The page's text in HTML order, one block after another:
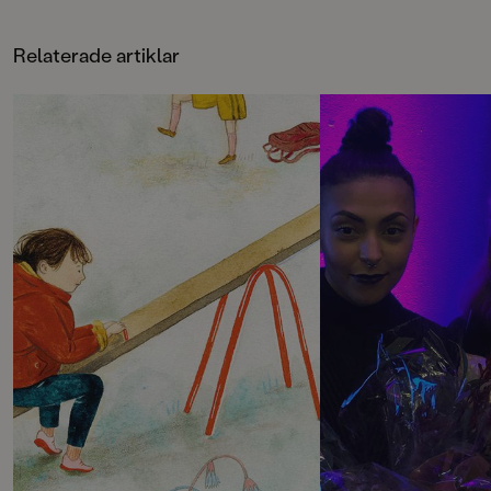
kan förstå, en gång blev alla utom
han valda till en fotbollsmatch,
Bogdan, som är ute och joggar,
berättar att på hans jobb fikar dom
utan att säga till. Varför vet inte
höra att många som inte får vara
med gör storverk under tiden. Och
det är visst precis vad Allis gjort av
bara farten medan dom pratar.
För när kalasbarnen myllrar ut ur
huset ropar dom: Har du byggt en
koja Allis? Vi kommer!
Men vid kalashuset står Kitty är
ensam kvar och tittar ner på sina
skor. Får jag vara med, frågar hon
försiktigt. Valet är lätt och svaret
illustrerad av
Pang Poff Pavlo är
Staafs kommande
Jobbig dag-
Relaterade artiklar